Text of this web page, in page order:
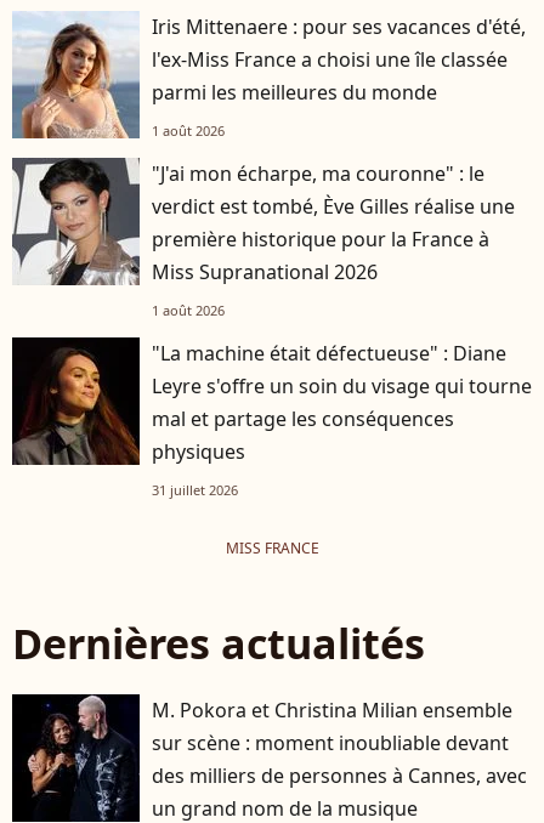
Iris Mittenaere : pour ses vacances d'été,
l'ex-Miss France a choisi une île classée
parmi les meilleures du monde
1 août 2026
"J'ai mon écharpe, ma couronne" : le
verdict est tombé, Ève Gilles réalise une
première historique pour la France à
Miss Supranational 2026
1 août 2026
"La machine était défectueuse" : Diane
Leyre s'offre un soin du visage qui tourne
mal et partage les conséquences
physiques
31 juillet 2026
MISS FRANCE
Dernières actualités
M. Pokora et Christina Milian ensemble
sur scène : moment inoubliable devant
des milliers de personnes à Cannes, avec
un grand nom de la musique